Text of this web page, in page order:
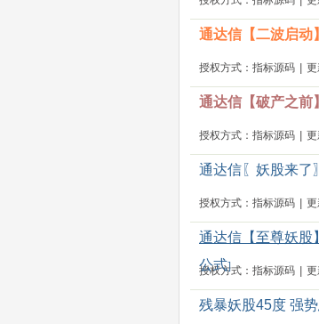
通达信【二波启动
授权方式：指标源码 更
通达信【破产之前
授权方式：指标源码 更
通达信〖妖股来了
授权方式：指标源码 更
通达信【至尊妖股
公式]
授权方式：指标源码 更
残暴妖股45度 强